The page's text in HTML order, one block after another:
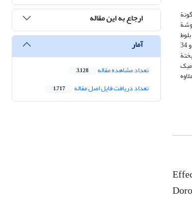
مرکز و چهار گوشة
بلوط
ایرانی، به‏عنوان شاهد، نمونه‏‏برداری شد. نتایج نشان داد که میزان غنا در تیپ جنگل‏‏کاری کاج بروسیا، آمیختة اقاقیا و بروسیا، اقاقیا، و تودة بلوط‏ ایرانی به‌ترتیب برابر 16، 30، 31، و 34
علاوه
ارجاع به این مقاله
آمار
تعداد مشاهده مقاله 3,128
تعداد دریافت فایل اصل مقاله 1,717